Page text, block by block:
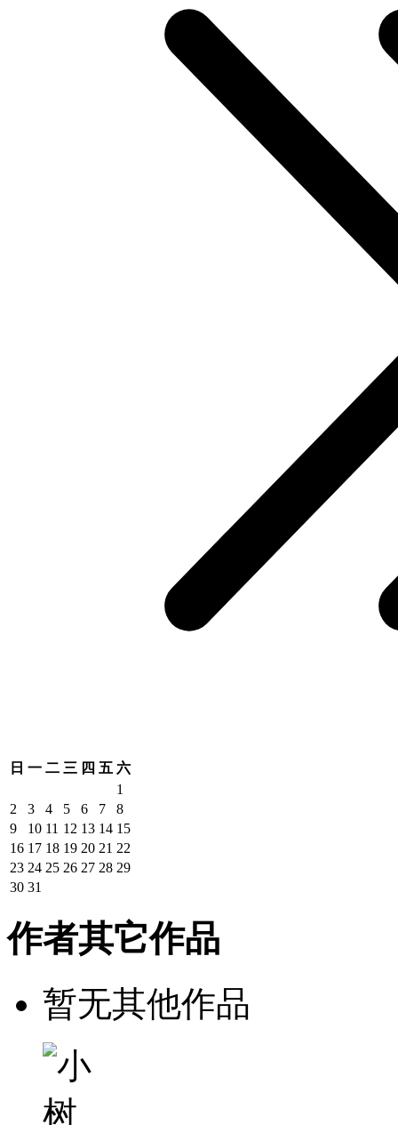
日 一 二 三 四 五 六
1
2
3 4 5 6 7
8
9
10 11 12 13 14 15
16 17 18 19 20 21 22
23 24 25 26 27 28 29
30 31
作者其它作品
暂无其他作品